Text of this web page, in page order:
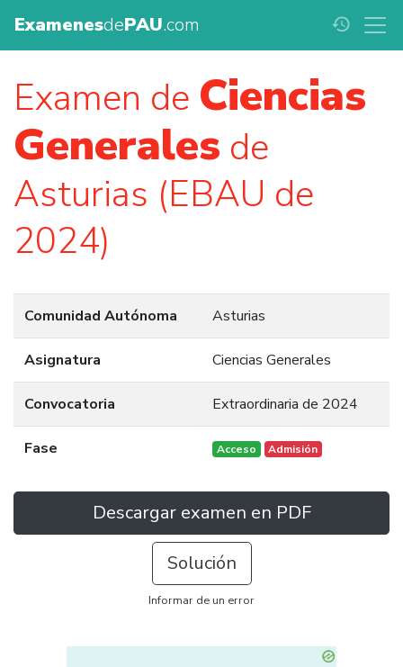
ExamenesdePAU.com history
Examen de Ciencias
Generales de
Asturias (EBAU de
2024)
Comunidad Autónoma Asturias
Asignatura Ciencias Generales
Convocatoria Extraordinaria de 2024
Fase Acceso Admisión
Descargar examen en PDF
Solución
Informar de un error